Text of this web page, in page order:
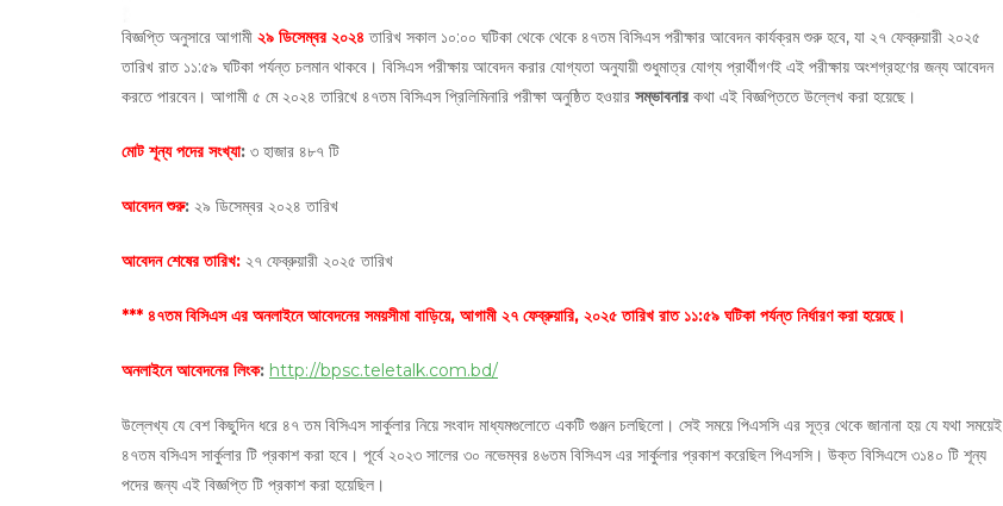
বিজ্ঞপ্তি অনুসারে আগামী ২৯ ডিসেম্বর ২০২৪ তারিখ সকাল ১০:০০ ঘটিকা থেকে থেকে ৪৭তম বিসিএস পরীক্ষার আবেদন কার্যক্রম শুরু হবে, যা ২৭ ফেব্রুয়ারী ২০২৫
তারিখ রাত ১১:৫৯ ঘটিকা পর্যন্ত চলমান থাকবে। বিসিএস পরীক্ষায় আবেদন করার যোগ্যতা অনুযায়ী শুধুমাত্র যোগ্য প্রার্থীগণই এই পরীক্ষায় অংশগ্রহণের জন্য আবেদন
করতে পারবেন। আগামী ৫ মে ২০২৪ তারিখে ৪৭তম বিসিএস প্রিলিমিনারি পরীক্ষা অনুষ্ঠিত হওয়ার সম্ভাবনার কথা এই বিজ্ঞপ্তিতে উল্লেখ করা হয়েছে।
মোট শূন্য পদের সংখ্যা: ৩ হাজার ৪৮৭ টি
আবেদন শুরু: ২৯ ডিসেম্বর ২০২৪ তারিখ
আবেদন শেষের তারিখ: ২৭ ফেব্রুয়ারী ২০২৫ তারিখ
*** ৪৭তম বিসিএস এর অনলাইনে আবেদনের সময়সীমা বাড়িয়ে, আগামী ২৭ ফেব্রুয়ারি, ২০২৫ তারিখ রাত ১১:৫৯ ঘটিকা পর্যন্ত নির্ধারণ করা হয়েছে।
অনলাইনে আবেদনের লিংক: http://bpsc.teletalk.com.bd/
উল্লেখ্য যে বেশ কিছুদিন ধরে ৪৭ তম বিসিএস সার্কুলার নিয়ে সংবাদ মাধ্যমগুলোতে একটি গুঞ্জন চলছিলো। সেই সময়ে পিএসসি এর সূত্র থেকে জানানা হয় যে যথা সময়েই
৪৭তম বসিএস সার্কুলার টি প্রকাশ করা হবে। পূর্বে ২০২৩ সালের ৩০ নভেম্বর ৪৬তম বিসিএস এর সার্কুলার প্রকাশ করেছিল পিএসসি। উক্ত বিসিএসে ৩১৪০ টি শূন্য
পদের জন্য এই বিজ্ঞপ্তি টি প্রকাশ করা হয়েছিল।